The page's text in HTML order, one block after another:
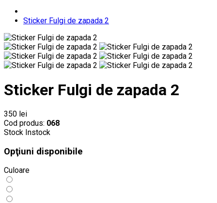
Sticker Fulgi de zapada 2
Sticker Fulgi de zapada 2
350 lei
Cod produs: 068
Stock Instock
Opţiuni disponibile
Culoare